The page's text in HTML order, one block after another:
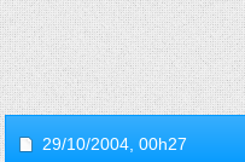
29/10/2004, 00h27